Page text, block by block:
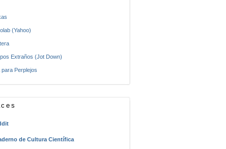
(Yahoo)
Extraños (Jot Down)
Perplejos
de Cultura Científica